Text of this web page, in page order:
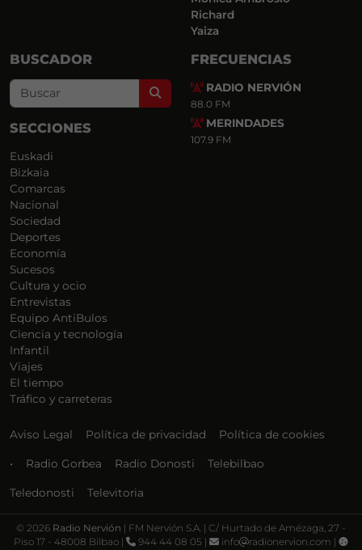
Richard
Yaiza
BUSCADOR
Search
SECCIONES
Euskadi
Bizkaia
Comarcas
Nacional
Sociedad
Deportes
Economía
Sucesos
Cultura y ocio
Entrevistas
Equipo AntiBulos
Ciencia y tecnología
Infantil
Viajes
El tiempo
Tráfico y carreteras
FRECUENCIAS
RADIO NERVIÓN
88.0 FM
MERINDADES
107.9 FM
Aviso Legal Política de privacidad Política de cookies
• Radio Gorbea Radio Donosti Telebilbao
Teledonosti Televitoria
© 2026 Radio Nervión | FM Nervión S.A. | C/ Hurtado de Amézaga, 27 -
Piso 17 - 48008 Bilbao |
944 44 08 05 | info
radionervion.com |